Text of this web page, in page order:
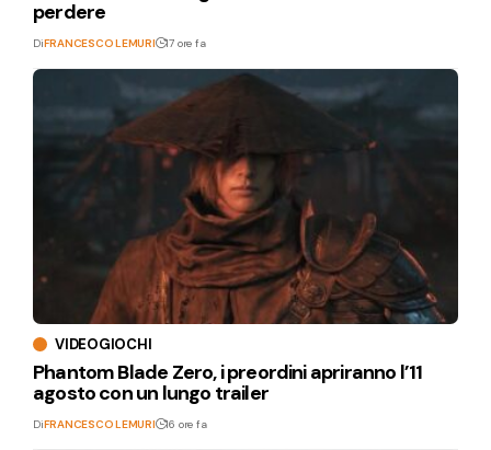
perdere
DiFRANCESCO LEMURI 17 ore fa
VIDEOGIOCHI
Phantom Blade Zero, i preordini apriranno l’11
agosto con un lungo trailer
DiFRANCESCO LEMURI 16 ore fa